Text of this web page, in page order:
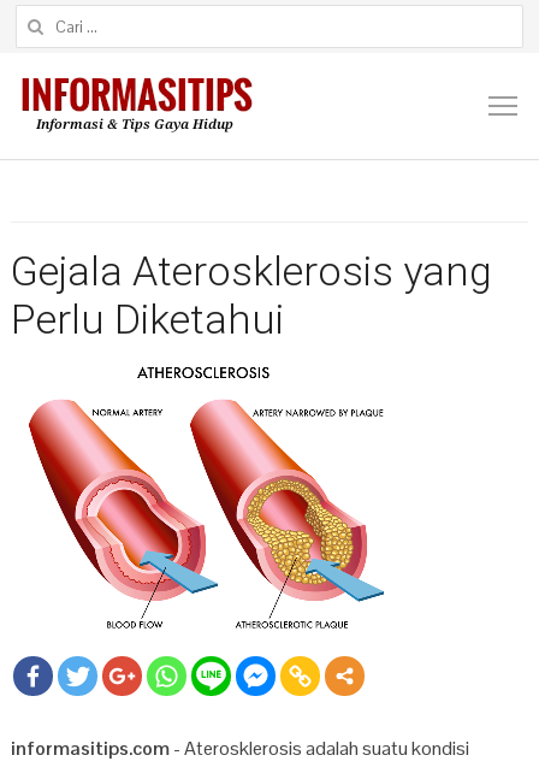
Cari untuk:
Gejala Aterosklerosis yang
Perlu Diketahui
informasitips.com- Aterosklerosis adalah suatu kondisi